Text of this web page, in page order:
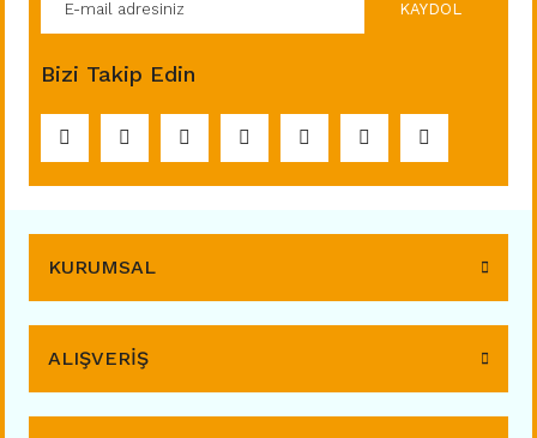
KAYDOL
Bizi Takip Edin
KURUMSAL
ALIŞVERİŞ